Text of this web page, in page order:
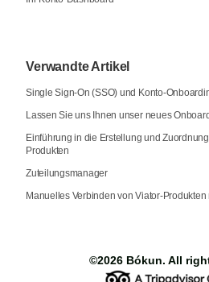
Verwandte Artikel
Single Sign-On (SSO) und Konto-
Lassen Sie uns Ihnen unser neues
Einführung in die Erstellung und
Produkten
Zuteilungsmanager
Manuelles Verbinden von Viator-Produkten
©2026 Bókun. All